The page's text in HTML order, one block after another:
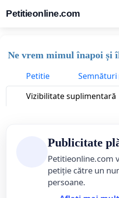
Petitieonline.com
Ne vrem mimul înapoi și
Petitie
Semnături
Vizibilitate suplimentară
Publicitate
Petitieonline.com
petiție către un
persoane.